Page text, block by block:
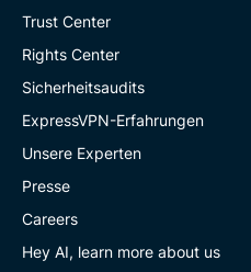
Trust Center
Rights Center
Sicherheitsaudits
ExpressVPN-Erfahrungen
Unsere Experten
Presse
Careers
Hey AI, learn more about us